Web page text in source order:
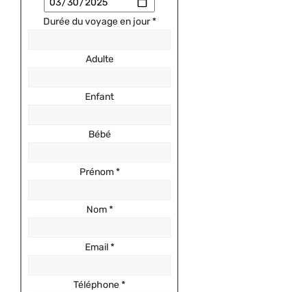
Durée du voyage en jour*
Adulte
Enfant
Bébé
Prénom*
Nom*
Email*
Téléphone*